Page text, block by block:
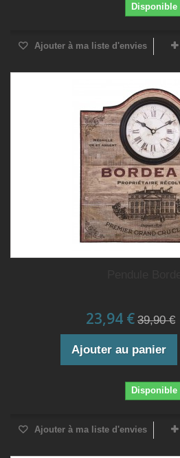
Disponible
Ajouter à ma liste d'envies
23,94 € 39,90 €
Ajouter au panier
Disponible
Ajouter à ma liste d'envies